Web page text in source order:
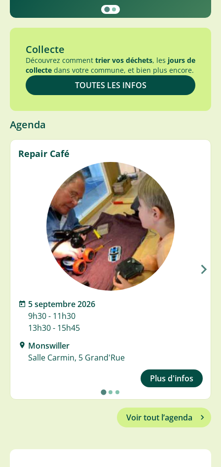
Collecte
Découvrez comment trier vos déchets, les jours de
collecte dans votre commune, et bien plus encore.
TOUTES LES INFOS
Agenda
Repair Café
5 septembre 2026
9h30 - 11h30
13h30 - 15h45
Monswiller
Salle Carmin, 5 Grand'Rue
Plus d'infos
Voir tout l’agenda